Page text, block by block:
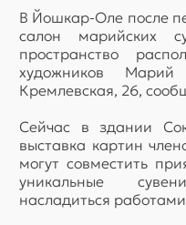
В Йошкар-Оле после
салон марийских
пространство
художников
Кремлевская, 26,
Сейчас в здании
выставка картин
могут совместить
уникальные
насладиться